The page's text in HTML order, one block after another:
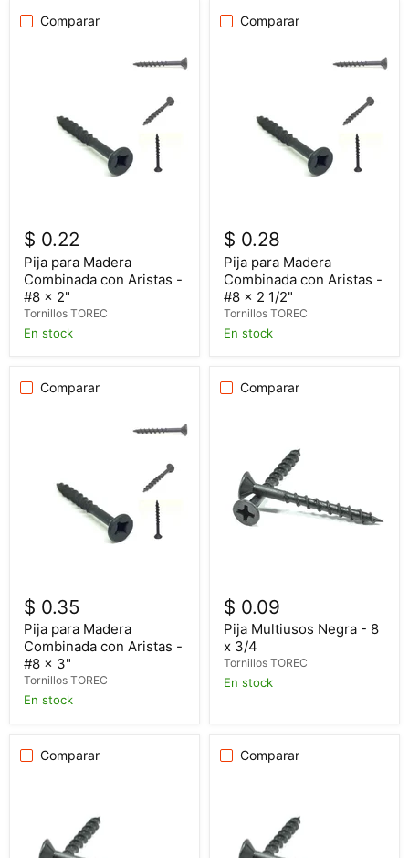
Comparar
$ 0.22
Pija para Madera
Combinada con Aristas -
#8 x 2"
Tornillos TOREC
En stock
Comparar
$ 0.28
Pija para Madera
Combinada con Aristas -
#8 x 2 1/2"
Tornillos TOREC
En stock
Comparar
$ 0.35
Pija para Madera
Combinada con Aristas -
#8 x 3"
Tornillos TOREC
En stock
Comparar
$ 0.09
Pija Multiusos Negra - 8
x 3/4
Tornillos TOREC
En stock
Comparar Comparar